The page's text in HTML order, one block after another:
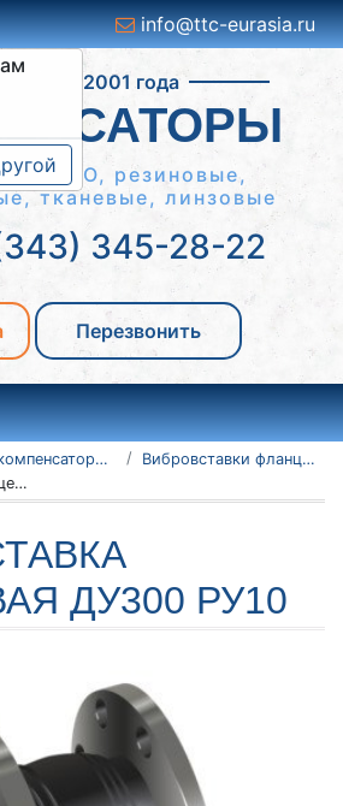
info@ttc-eurasia.ru
с 2001 года
КСО, резиновые,
тканевые, линзовые
345-28-22
Перезвонить
Каталог компенсаторов
Вибровставки фланцевые
Вибровставка фланцевая Ду300 Ру10
ДУ300 РУ10